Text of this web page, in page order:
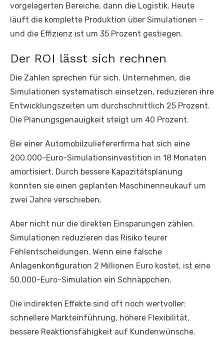
vorgelagerten Bereiche, dann die Logistik. Heute
läuft die komplette Produktion über Simulationen –
und die Effizienz ist um 35 Prozent gestiegen.
Der ROI lässt sich rechnen
Die Zahlen sprechen für sich. Unternehmen, die
Simulationen systematisch einsetzen, reduzieren ihre
Entwicklungszeiten um durchschnittlich 25 Prozent.
Die Planungsgenauigkeit steigt um 40 Prozent.
Bei einer Automobilzuliefererfirma hat sich eine
200.000-Euro-Simulationsinvestition in 18 Monaten
amortisiert. Durch bessere Kapazitätsplanung
konnten sie einen geplanten Maschinenneukauf um
zwei Jahre verschieben.
Aber nicht nur die direkten Einsparungen zählen.
Simulationen reduzieren das Risiko teurer
Fehlentscheidungen. Wenn eine falsche
Anlagenkonfiguration 2 Millionen Euro kostet, ist eine
50.000-Euro-Simulation ein Schnäppchen.
Die indirekten Effekte sind oft noch wertvoller:
schnellere Markteinführung, höhere Flexibilität,
bessere Reaktionsfähigkeit auf Kundenwünsche.